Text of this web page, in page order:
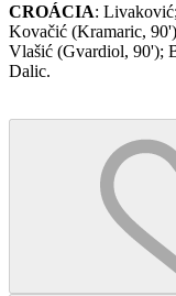
CROÁCIA:
Kovačić (Kramaric,
Vlašić (Gvardiol, 90');
Dalic.